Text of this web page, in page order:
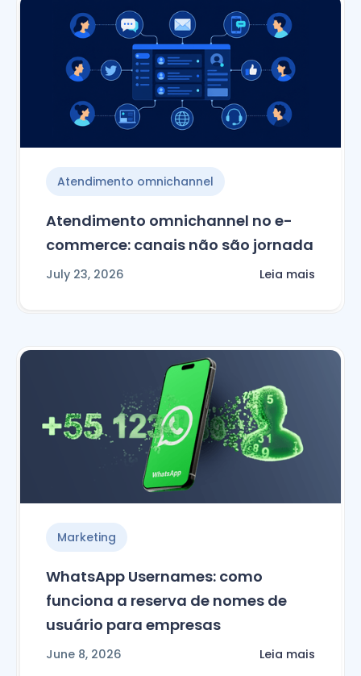
Atendimento omnichannel
Atendimento omnichannel no e-
commerce: canais não são jornada
July 23, 2026 Leia mais
Marketing
WhatsApp Usernames: como
funciona a reserva de nomes de
usuário para empresas
June 8, 2026 Leia mais